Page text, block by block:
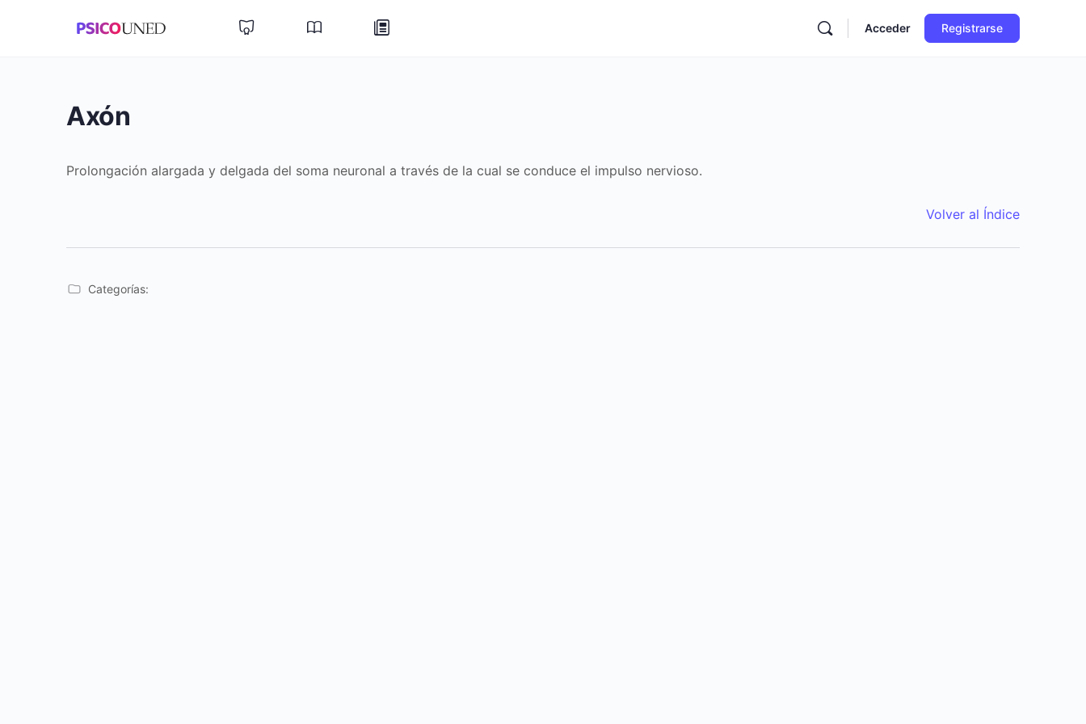
Acceder Registrarse
Axón
Prolongación alargada y delgada del soma neuronal a través de la cual se conduce el impulso nervioso.
Volver al Índice
Categorías: